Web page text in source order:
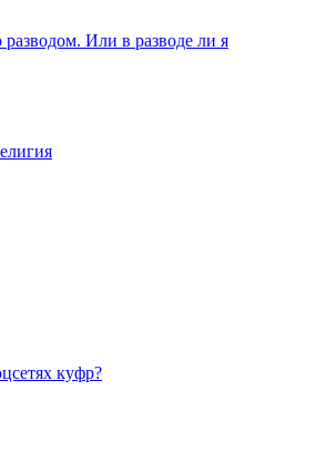
разводом. Или в разводе ли я
куфр?